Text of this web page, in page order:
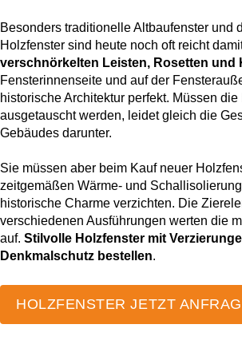
Bogenfenster
Durchreichefenster
Englische Schiebefenster
Klappfenster
Loftfenster
Niederländische Fenster
Hebeschiebetüren Aluminium
Hebeschiebetüren Kunststoff
Hebeschiebetüren Holz
FALTSCHIEBETÜREN NACH MATERIAL
Faltschiebetüren Aluminium
Faltschiebetüren Holz
Kellertüren
Modell-Haustüren
Nebeneinganstüren
Vorbaurollläden
Rollläden Übersicht
Raffstoren Übersicht
Rolltore
Fensterbankanschlussprofile
Montagematerial
Erklärvideos
Energiesparfenster
Sicherheitsfenster
Schallschutzfenster
Besonders traditionelle Altbaufenster und
Holzfenster sind heute noch oft reicht
verschnörkelten Leisten, Rosetten und
Fensterinnenseite und auf der
historische Architektur perfekt. Müssen
ausgetauscht werden, leidet gleich die
Gebäudes darunter.
Sie müssen aber beim Kauf neuer
zeitgemäßen Wärme- und
historische Charme verzichten. Die
verschiedenen Ausführungen werten die
auf. Stilvolle Holzfenster mit
Denkmalschutz bestellen.
HOLZFENSTER JETZT